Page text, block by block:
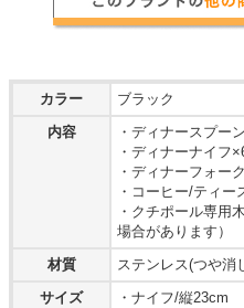
カラー
ブラック
内容
・ディナースプー
・ディナーナイフ
・ディナーフォー
・コーヒー/ティー
・クチポール専用
場合があります）
材質
ステンレス(つや消
サイズ
・ナイフ/縦23cm